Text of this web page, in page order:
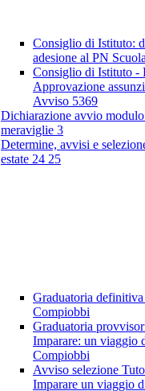
Consiglio di Istituto:
adesione al PN
Consiglio di Istituto -
Approvazione
Avviso 5369
Dichiarazione avvio
meraviglie 3
Determine, avvisi e
estate 24 25
Graduatoria
Compiobbi
Graduatoria
Imparare: un viaggio
Compiobbi
Avviso selezione
Imparare un viaggio